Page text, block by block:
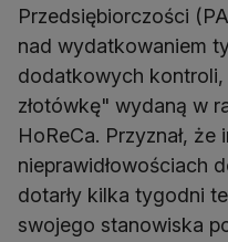
Przedsiębiorczości
nad wydatkowaniem
dodatkowych
złotówkę" wydaną w
HoReCa. Przyznał, że
nieprawidłowościach
dotarły kilka tygodni
swojego stanowiska